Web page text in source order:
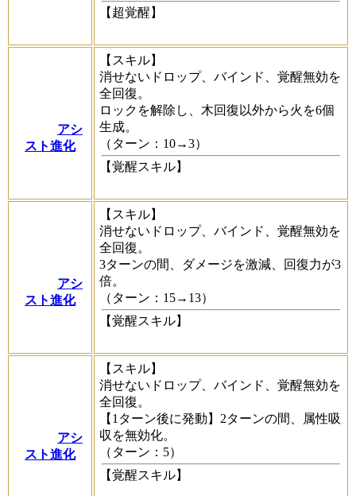
【超覚醒】
アシ
スト進化
【スキル】
消せないドロップ、バインド、覚醒無効を
全回復。
ロックを解除し、木回復以外から火を6個
生成。
（ターン：10→3）
【覚醒スキル】
アシ
スト進化
【スキル】
消せないドロップ、バインド、覚醒無効を
全回復。
3ターンの間、ダメージを激減、回復力が3
倍。
（ターン：15→13）
【覚醒スキル】
アシ
スト進化
【スキル】
消せないドロップ、バインド、覚醒無効を
全回復。
【1ターン後に発動】2ターンの間、属性吸
収を無効化。
（ターン：5）
【覚醒スキル】